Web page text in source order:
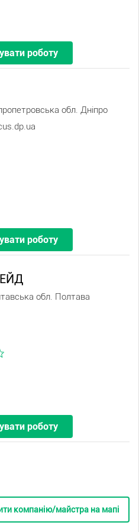
роботу
обл. Дніпро
роботу
обл. Полтава
роботу
компанію/майстра на мапі